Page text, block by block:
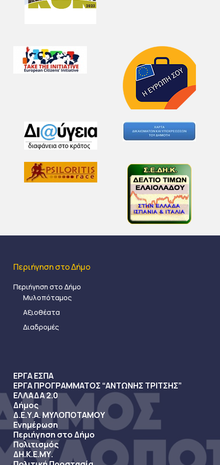
Περιήγηση στο Δήμο
Περιήγηση στο Δήμο
Μυλοπόταμος
Αξιοθέατα
Διαδρομές
ΕΡΓΑ ΕΣΠΑ
ΕΡΓΑ ΠΡΟΓΡΑΜΜΑΤΟΣ “ΑΝΤΩΝΗΣ ΤΡΙΤΣΗΣ”
ΕΛΛΑΔΑ 2.0
Δήμος
Δ.Ε.Υ.Α. ΜΥΛΟΠΟΤΑΜΟΥ
Ενημέρωση
Περιήγηση στο Δήμο
Πολιτισμός
ΔΗ.Κ.Ε.ΜΥ.